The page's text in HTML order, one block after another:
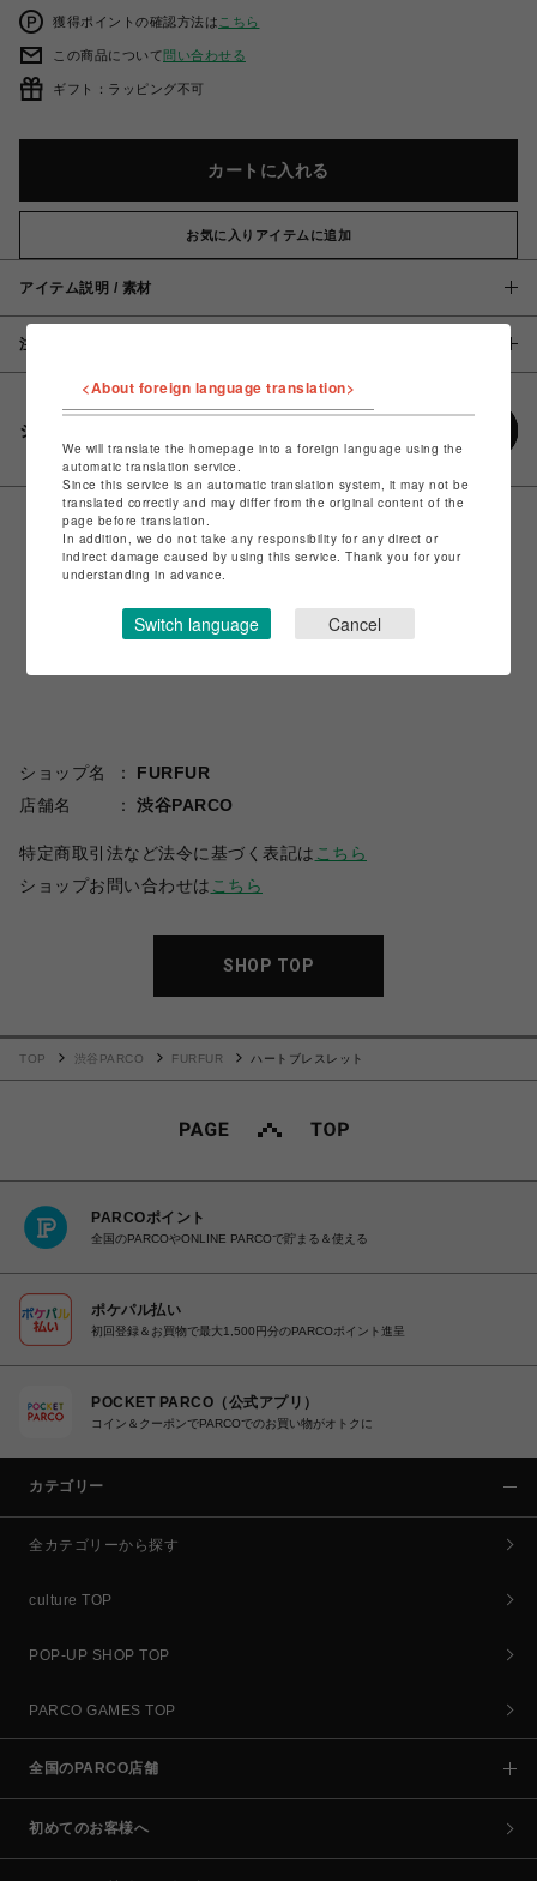
獲得ポイントの確認方法は こちら
この商品について問い合わせる
ギフト：ラッピング不可
カートに入れる
お気に入りアイテムに追加
アイテム説明 / 素材
注意事項
シェアする
ショップ名
FURFUR
店舗名
渋谷PARCO
特定商取引法など法令に基づく表記は こちら
ショップお問い合わせは こちら
SHOP TOP
TOP 渋谷PARCO FURFUR ハートブレスレット
PARCOポイント
全国のPARCOやONLINE PARCOで貯まる＆使える
ポケパル払い
初回登録＆お買物で最大1,500円分のPARCOポイント進呈
POCKET PARCO（公式アプリ）
コイン＆クーポンでPARCOでのお買い物がオトクに
カテゴリー
全カテゴリーから探す
culture TOP
POP-UP SHOP TOP
PARCO GAMES TOP
全国のPARCO店舗
初めてのお客様へ
<About foreign language translation>
We will translate the homepage into a foreign language using the
automatic translation service.
Since this service is an automatic translation system, it may not be
translated correctly and may differ from the original content of the
page before translation.
In addition, we do not take any responsibility for any direct or
indirect damage caused by using this service. Thank you for your
understanding in advance.
Switch language Cancel